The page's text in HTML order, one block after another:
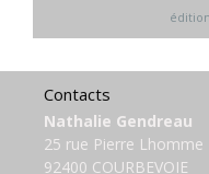
Contacts
Nathalie Gendreau
25 rue Pierre Lhomme
92400 COURBEVOIE